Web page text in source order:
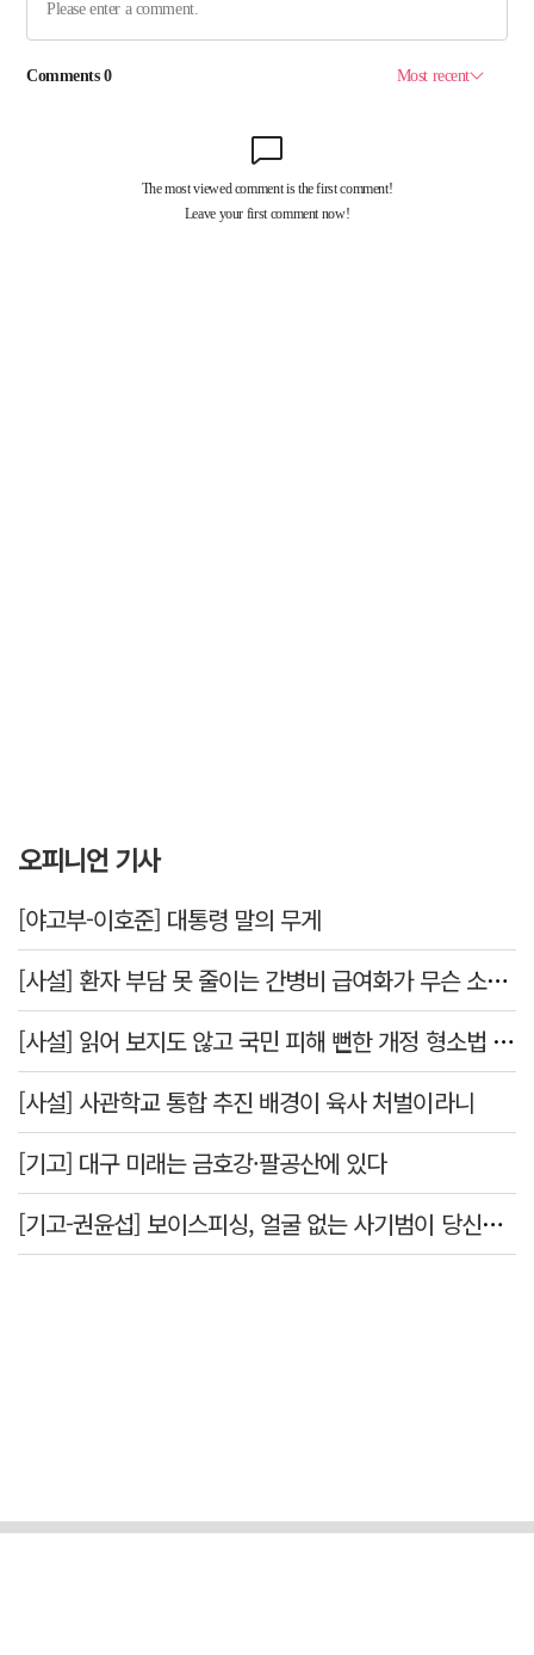
오피니언 기사
[야고부-이호준] 대통령 말의 무게
[사설] 환자 부담 못 줄이는 간병비 급여화가 무슨 소용인가
[사설] 읽어 보지도 않고 국민 피해 뻔한 개정 형소법 공포한 대통령
[사설] 사관학교 통합 추진 배경이 육사 처벌이라니
[기고] 대구 미래는 금호강·팔공산에 있다
[기고-권윤섭] 보이스피싱, 얼굴 없는 사기범이 당신을 노린다